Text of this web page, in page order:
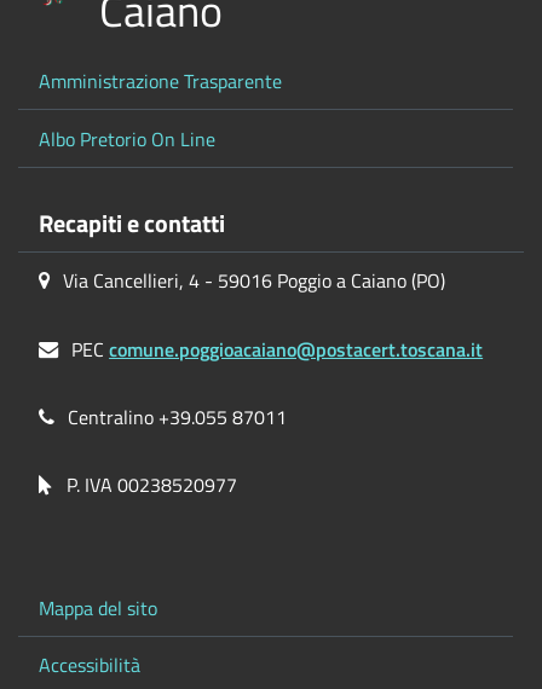
Amministrazione Trasparente
Albo Pretorio On Line
Recapiti e contatti
Via Cancellieri, 4 - 59016 Poggio a Caiano (PO)
PECcomune.poggioacaiano@postacert.toscana.it
Centralino +39.055 87011
P. IVA 00238520977
Mappa del sito
Accessibilità